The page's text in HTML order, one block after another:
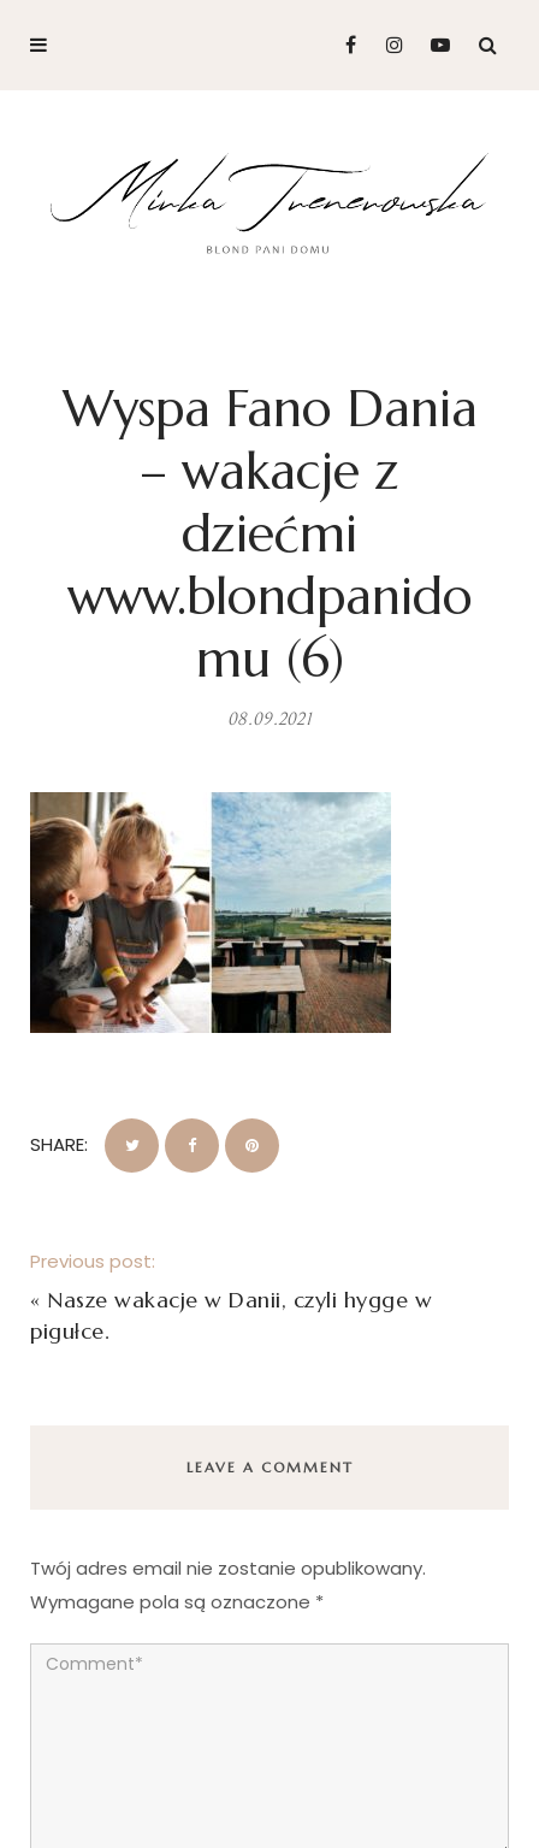
Wyspa Fano Dania
– wakacje z
dziećmi
www.blondpanido
mu (6)
08.09.2021
SHARE:
Previous post:
« Nasze wakacje w Danii, czyli hygge w
pigułce.
LEAVE A COMMENT
Twój adres email nie zostanie opublikowany.
Wymagane pola są oznaczone *